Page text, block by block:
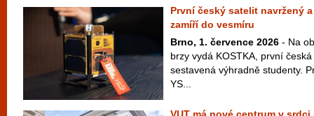
První český satelit navržený
zamíří do vesmíru
Brno, 1. července 2026 - Na
brzy vydá KOSTKA, první
sestavená výhradně studenty.
YS...